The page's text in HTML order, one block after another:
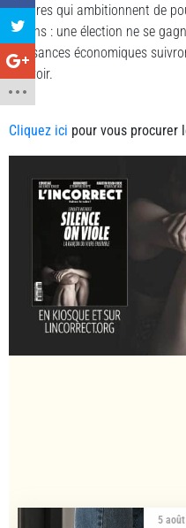
peintres qui ambitionnent de
voisins : une élection ne se
puissances économiques
pouvoir.
Cliquez ici pour vous procurer
5